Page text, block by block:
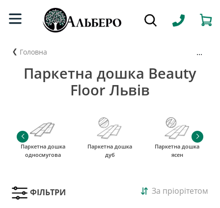
Головна ...
Паркетна дошка Beauty
Floor Львів
Паркетна дошка
односмугова
Паркетна дошка
дуб
Паркетна дошка
ясен
ФІЛЬТРИ За пріорітетом